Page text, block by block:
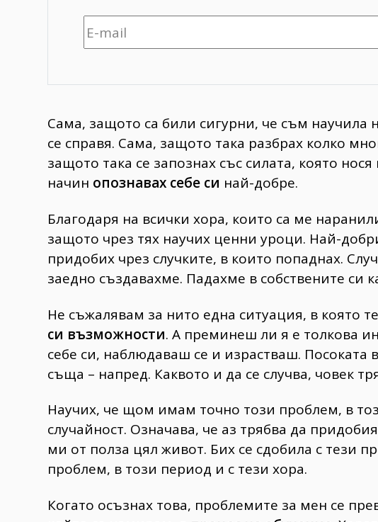
Сама, защото са били сигурни, че съм
се справя. Сама, защото така разбрах колко
защото така се запознах със силата, която
начин опознавах себе си най-добре.
Благодаря на всички хора, които са ме
защото чрез тях научих ценни уроци. Най-
придобих чрез случките, в които попаднах.
заедно създавахме. Падахме в собствените си
Не съжалявам за нито една ситуация, в която
си възможности. А преминеш ли я е толкова
себе си, наблюдаваш се и израстваш. Посоката
съща – напред. Каквото и да се случва, човек
Научих, че щом имам точно този проблем, в
случайност. Означава, че аз трябва да
ми от полза цял живот. Бих се сдобила с тези
проблем, в този период и с тези хора.
Когато осъзнах това, проблемите за мен се